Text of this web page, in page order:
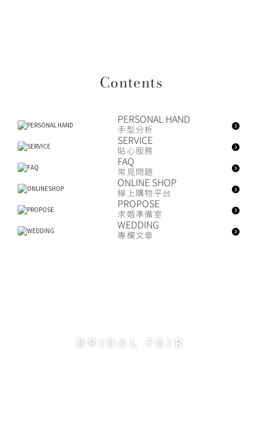
Contents
PERSONAL HAND
手型分析
SERVICE
貼心服務
FAQ
常見問題
ONLINE SHOP
線上購物平台
PROPOSE
求婚準備室
WEDDING
專欄文章
BRIDAL FAIR